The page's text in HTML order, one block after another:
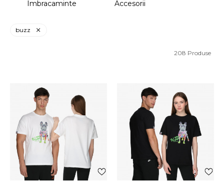
Imbracaminte Accesorii
buzz
208 Produse